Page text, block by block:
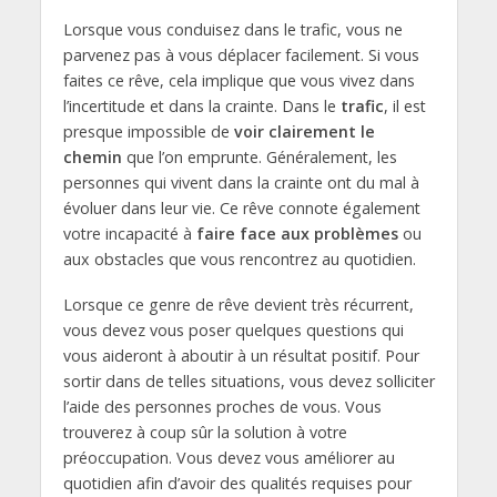
Lorsque vous conduisez dans le trafic, vous ne
parvenez pas à vous déplacer facilement. Si vous
faites ce rêve, cela implique que vous vivez dans
l’incertitude et dans la crainte. Dans le trafic, il est
presque impossible de voir clairement le
chemin que l’on emprunte. Généralement, les
personnes qui vivent dans la crainte ont du mal à
évoluer dans leur vie. Ce rêve connote également
votre incapacité à faire face aux problèmesou
aux obstacles que vous rencontrez au quotidien.
Lorsque ce genre de rêve devient très récurrent,
vous devez vous poser quelques questions qui
vous aideront à aboutir à un résultat positif. Pour
sortir dans de telles situations, vous devez solliciter
l’aide des personnes proches de vous. Vous
trouverez à coup sûr la solution à votre
préoccupation. Vous devez vous améliorer au
quotidien afin d’avoir des qualités requises pour